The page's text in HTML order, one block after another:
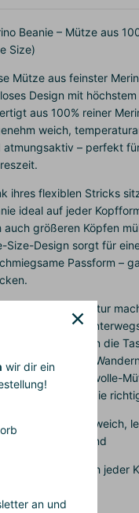
Beanie – Mütze aus
Size)
Mütze aus feinster
Design mit
aus 100% reiner
weich,
atmungsaktiv – perfekt
ihres flexiblen Stricks
ideal auf jeder
auch größeren Köpfen
Size-Design sorgt für
Passform –
feine, leichte Struktur
Begleiter für
und in die
der Stadt, beim
– diese Merinowolle-
Herren ist immer die
Merinowolle – weich,
Size – passt sich jeder
wir dir ein
an und